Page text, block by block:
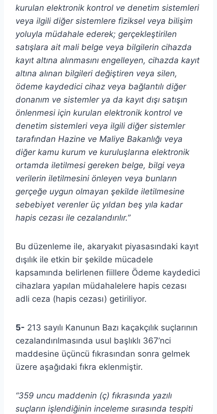
kurulan elektronik kontrol ve denetim sistemleri
veya ilgili diğer sistemlere fiziksel veya bilişim
yoluyla müdahale ederek; gerçekleştirilen
satışlara ait mali belge veya bilgilerin cihazda
kayıt altına alınmasını engelleyen, cihazda kayıt
altına alınan bilgileri değiştiren veya silen,
ödeme kaydedici cihaz veya bağlantılı diğer
donanım ve sistemler ya da kayıt dışı satışın
önlenmesi için kurulan elektronik kontrol ve
denetim sistemleri veya ilgili diğer sistemler
tarafından Hazine ve Maliye Bakanlığı veya
diğer kamu kurum ve kuruluşlarına elektronik
ortamda iletilmesi gereken belge, bilgi veya
verilerin iletilmesini önleyen veya bunların
gerçeğe uygun olmayan şekilde iletilmesine
sebebiyet verenler üç yıldan beş yıla kadar
hapis cezası ile cezalandırılır.”
Bu düzenleme ile, akaryakıt piyasasındaki kayıt
dışılık ile etkin bir şekilde mücadele
kapsamında belirlenen fiillere Ödeme kaydedici
cihazlara yapılan müdahalelere hapis cezası
adli ceza (hapis cezası) getiriliyor.
5- 213 sayılı Kanunun Bazı kaçakçılık suçlarının
cezalandırılmasında usul başlıklı 367’nci
maddesine üçüncü fıkrasından sonra gelmek
üzere aşağıdaki fıkra eklenmiştir.
“359 uncu maddenin (ç) fıkrasında yazılı
suçların işlendiğinin inceleme sırasında tespiti